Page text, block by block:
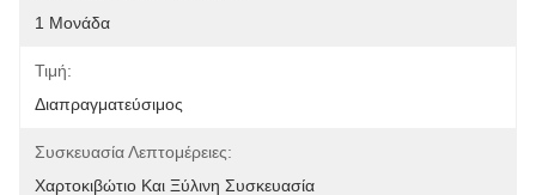
1 Μονάδα
Τιμή:
Διαπραγματεύσιμος
Συσκευασία Λεπτομέρειες:
Χαρτοκιβώτιο Και Ξύλινη Συσκευασία